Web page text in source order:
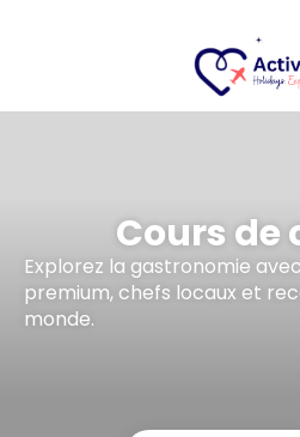
Cours de
Explorez la gastronomie
premium, chefs locaux et
monde.